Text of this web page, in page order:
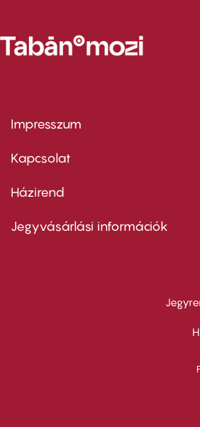
Footer
first
Impresszum
Kapcsolat
Footer
second
Házirend
Jegyvásárlási információk